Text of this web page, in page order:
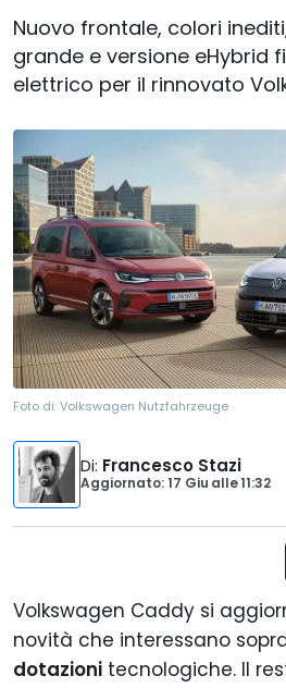
Nuovo frontale, colori
grande e versione eHybrid
elettrico per il rinnovato
Foto di:Volkswagen Nutzfahrzeuge
Di: Francesco Stazi
Aggiornato: 17 Giu alle11:32
Volkswagen Caddy si
novità che interessano
dotazioni tecnologiche. Il